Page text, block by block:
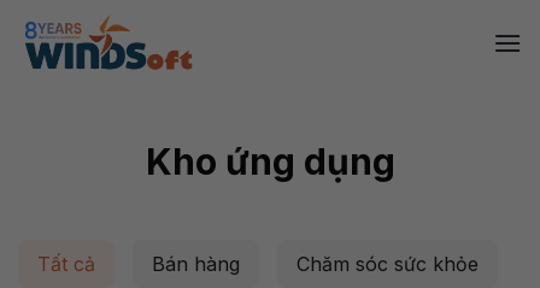
content
Kho ứng dụng
Tất cả Bán hàng
Chăm sóc sức khỏe